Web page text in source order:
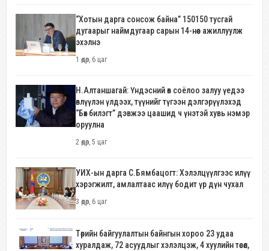
“Хотын дарга сонсож байна” 150150 тусгай
дугаарыг наймдугаар сарын 14-нөөс ажиллуулж
эхэлнэ
1 өдөр, 6 цаг
Н.Алтаншагай: Үндэсний өв соёлоо залуу үедээ
өвлүүлэн үлдээх, түүнийг түгээн дэлгэрүүлэхэд
“Бөх билэгт” дэвжээ цаашид ч үнэтэй хувь нэмэр
оруулна
2 өдөр, 5 цаг
УИХ-ын дарга С.Бямбацогт: Хэлэлцүүлгээс илүү
хэрэгжилт, амлалтаас илүү бодит үр дүн чухал
3 өдөр, 6 цаг
Төрийн байгуулалтын байнгын хороо 23 удаа
хуралдаж, 72 асуудлыг хэлэлцэж, 4 хуулийн төсөл,